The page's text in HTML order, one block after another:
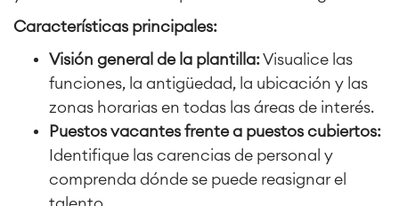
Gestión de pruebas
Documentación técnica
Project & Work Management
Planificación del tiempo
Procesos empresariales
LMS / eLearning
Características principales:
Visión general de la plantilla:Visualice las
funciones, la antigüedad, la ubicación y las
zonas horarias en todas las áreas de interés.
Puestos vacantes frente a puestos cubiertos:
Identifique las carencias de personal y
comprenda dónde se puede reasignar el